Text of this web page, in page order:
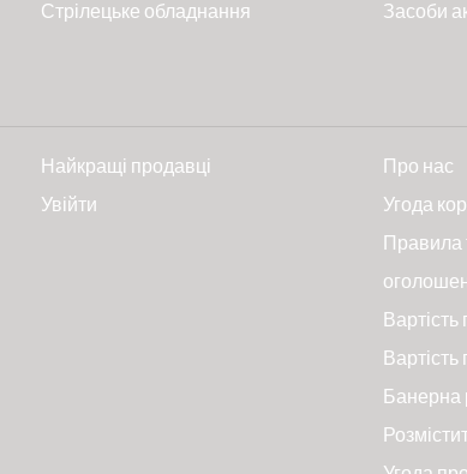
Стрілецьке обладнання Засоби
Найкращі продавці
Увійти
Про нас
Угода
Правила
Вартість
Вартість
Банерна